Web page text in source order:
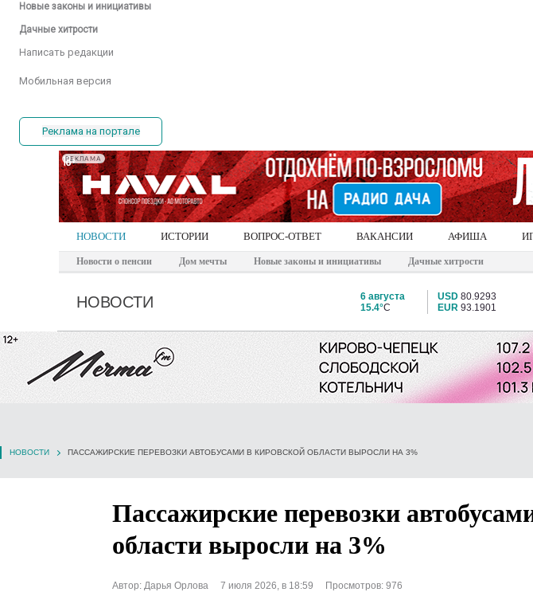
Новые законы и инициативы
Дачные хитрости
Написать редакции
Мобильная версия
Реклама на портале
РЕКЛАМА
НОВОСТИ ИСТОРИИ ВОПРОС-ОТВЕТ ВАКАНСИИ АФИША
Новости о пенсии Дом мечты Новые законы и инициативы Дачные хитрости
НОВОСТИ
6 августа
15.4°C
USD 80.9293
EUR 93.1901
НОВОСТИ ПАССАЖИРСКИЕ ПЕРЕВОЗКИ АВТОБУСАМИ В КИРОВСКОЙ ОБЛАСТИ ВЫРОСЛИ НА 3%
Пассажирские перевозки
области выросли на 3%
Автор: Дарья Орлова 7 июля 2026, в 18:59 Просмотров: 976